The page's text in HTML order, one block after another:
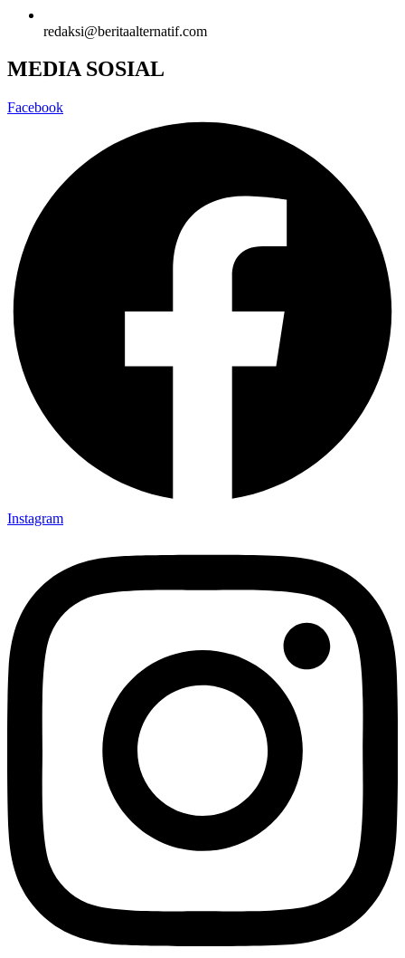
redaksi@beritaalternatif.com
MEDIA SOSIAL
Facebook
Instagram